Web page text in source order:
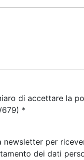
di accettare la
679) *
newsletter per
dei dati